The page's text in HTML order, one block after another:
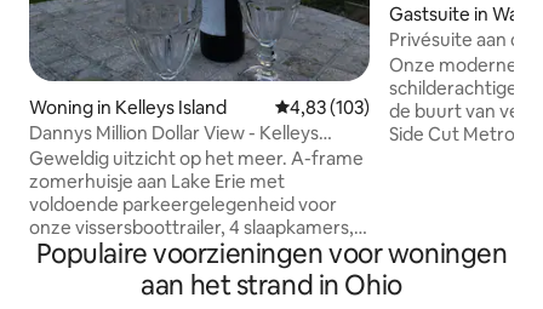
Woning in Kelleys Island Gemiddelde beoordeling van
4,83 (103)
Dannys Million Dollar View - Kelleys
Island, Ohio
Geweldig uitzicht op het meer. A-frame
zomerhuisje aan Lake Erie met
voldoende parkeergelegenheid voor
onze vissersboottrailer, 4 slaapkamers, 1
bad (baddouche), mooie hoek uitzicht
op het meer/uitzicht op het meer en
rotsachtig strand voor het huis. Loft met
Gastsuite in
Privésuite aan de
buurt van
Onze moderne
schilderachtige
de buurt van veel
Side Cut
een complete
keuken, een
haarden, wifi en
Populaire voorzieningen voor woningen
aan het strand in Ohio